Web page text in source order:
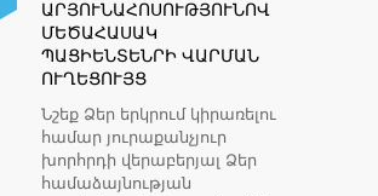
ԱՐՅՈՒՆԱՀՈՍՈՒԹՅՈՒՆՈՎ
ՄԵԾԱՀԱՍԱԿ
ՊԱՑԻԵՆՏԵՆՐԻ ՎԱՐՄԱՆ
ՈՒՂԵՑՈՒՅՑ
Նշեք Ձեր երկրում կիրառելու
համար յուրաքանչյուր
խորհրդի վերաբերյալ Ձեր
համաձայնության